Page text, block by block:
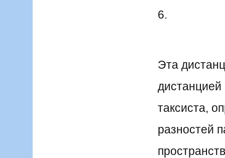
6.
Эта
таксиста,
разностей